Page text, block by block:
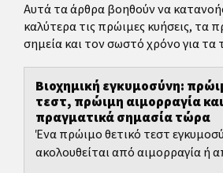
Αυτά τα άρθρα βοηθούν να
καλύτερα τις πρώιμες κυήσεις, τα
σημεία και τον σωστό χρόνο για τα
Βιοχημική εγκυμοσύνη:
τεστ, πρώιμη αιμορραγία και
πραγματικά σημασία τώρα
Ένα πρώιμο θετικό τεστ
ακολουθείται από αιμορραγία ή